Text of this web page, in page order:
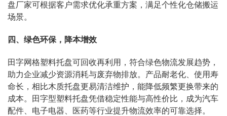
盘厂家可根据客户需求优化承重方案，满足个性化仓储搬运
场景。
四、绿色环保，降本增效
田字网格塑料托盘可回收再利用，符合绿色物流发展趋势，
助力企业减少资源消耗与废弃物排放。产品耐老化、使用寿
命长，相比木质托盘更易清洁维护，能降低频繁更换带来的
成本。田字型塑料托盘凭借稳定性能与高性价比，成为汽车
配件、电子电器、医药等行业提升物流效率的可靠选择。